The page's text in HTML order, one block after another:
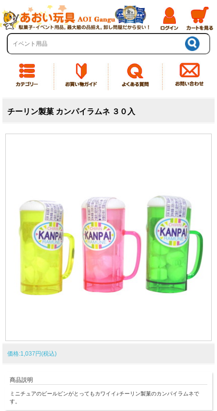
チーリン製菓 カンパイラムネ ３０入
価格:1,037円(税込)
商品説明
ミニチュアのビールビンがとってもカワイイ♪チーリン製菓のカンパイラムネで
す。